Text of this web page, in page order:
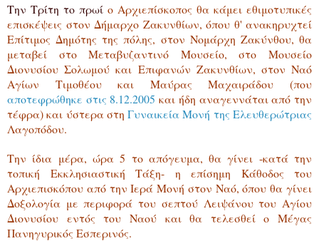
Την Τρίτη το πρωί ο Αρχιεπίσκοπος θα κάμει εθιμοτυπικές
επισκέψεις στον Δήμαρχο Ζακυνθίων, όπου θ' ανακηρυχτεί
Επίτιμος Δημότης της πόλης, στον Νομάρχη Ζακύνθου, θα
μεταβεί στο Μεταβυζαντινό Μουσείο, στο Μουσείο
Διονυσίου Σολωμού και Επιφανών Ζακυνθίων, στον Ναό
Αγίων Τιμοθέου και Μαύρας Μαχαιράδου (που
αποτεφρώθηκε στις 8.12.2005 και ήδη αναγεννάται από την
τέφρα) και ύστερα στηΓυναικεία Μονή της Ελευθερώτριας
Λαγοπόδου.
Την ίδια μέρα, ώρα 5 το απόγευμα, θα γίνει -κατά την
τοπική Εκκλησιαστική Τάξη- η επίσημη Κάθοδος του
Αρχιεπισκόπου από την Ιερά Μονή στον Ναό, όπου θα γίνει
Δοξολογία με περιφορά του σεπτού Λειψάνου του Αγίου
Διονυσίου εντός του Ναού και θα τελεσθεί ο Μέγας
Πανηγυρικός Εσπερινός.